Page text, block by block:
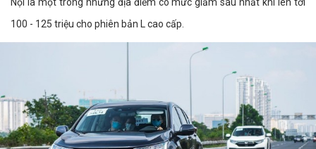
100 - 125 triệu cho phiên bản L cao cấp.